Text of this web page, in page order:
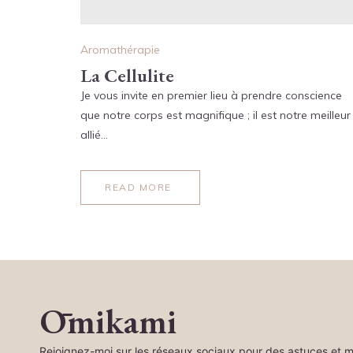
Aromathérapie
La Cellulite
Je vous invite en premier lieu à prendre conscience
que notre corps est magnifique ; il est notre meilleur
allié…
READ MORE
Ōmikami